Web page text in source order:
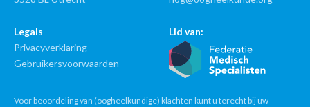
Legals
Privacyverklaring
Gebruikersvoorwaarden
Lid van:
Voor beoordeling van (oogheelkundige) klachten kunt u terecht bij uw